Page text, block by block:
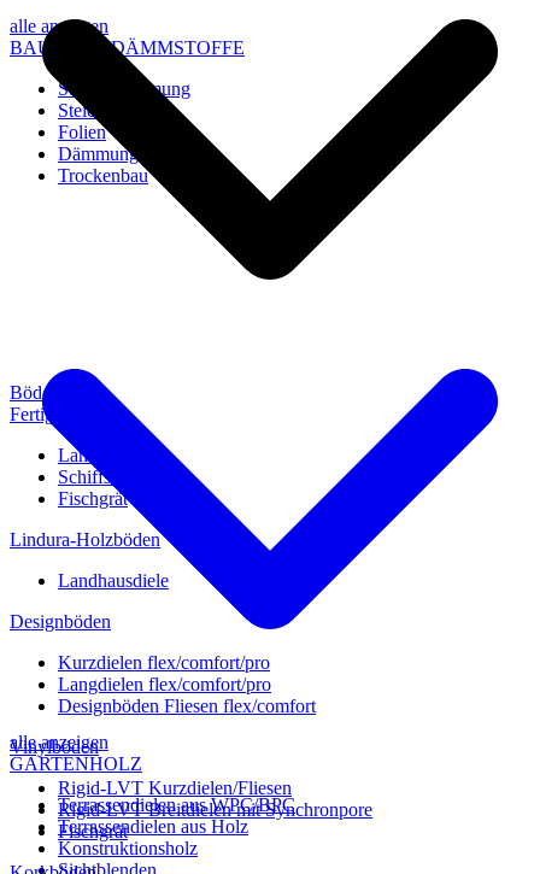
alle anzeigen
BAU- UND DÄMMSTOFFE
Steico Dämmung
Steico Zubehör
Folien
Dämmung
Trockenbau
alle anzeigen
GARTENHOLZ
Terrassendielen aus WPC/BPC
Terrassendielen aus Holz
Konstruktionsholz
Sichtblenden
Böden
Fertigparkett
Landhausdiele
Schiffsboden
Fischgrät
Lindura-Holzböden
Landhausdiele
Designböden
Kurzdielen flex/comfort/pro
Langdielen flex/comfort/pro
Designböden Fliesen flex/comfort
Vinylböden
Rigid-LVT Kurzdielen/Fliesen
Rigid-LVT Breitdielen mit Synchronpore
Fischgrät